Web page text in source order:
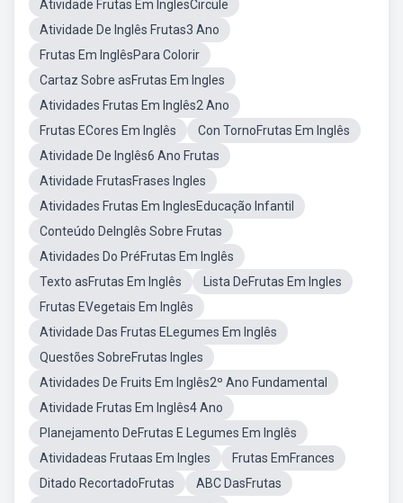
Atividade Frutas Em InglesCircule
Atividade De Inglês Frutas3 Ano
Frutas Em InglêsPara Colorir
Cartaz Sobre asFrutas Em Ingles
Atividades Frutas Em Inglês2 Ano
Frutas ECores Em Inglês
Con TornoFrutas Em Inglês
Atividade De Inglês6 Ano Frutas
Atividade FrutasFrases Ingles
Atividades Frutas Em InglesEducação Infantil
Conteúdo DeInglês Sobre Frutas
Atividades Do PréFrutas Em Inglês
Texto asFrutas Em Inglês
Lista DeFrutas Em Ingles
Frutas EVegetais Em Inglês
Atividade Das Frutas ELegumes Em Inglês
Questões SobreFrutas Ingles
Atividades De Fruits Em Inglês2º Ano Fundamental
Atividade Frutas Em Inglês4 Ano
Planejamento DeFrutas E Legumes Em Inglês
Atividadeas Frutaas Em Ingles
Frutas EmFrances
Ditado RecortadoFrutas
ABC DasFrutas